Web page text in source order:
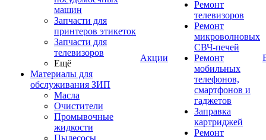
машин
Запчасти для
принтеров этикеток
Запчасти для
телевизоров
Ещё
Материалы для
обслуживания ЗИП
Масла
Очистители
Промывочные
жидкости
Пылесосы
Акции
Ремонт
телевизоров
Ремонт
микроволновых
СВЧ-печей
Ремонт
мобильных
телефонов,
смартфонов и
гаджетов
Заправка
картриджей
Ремонт